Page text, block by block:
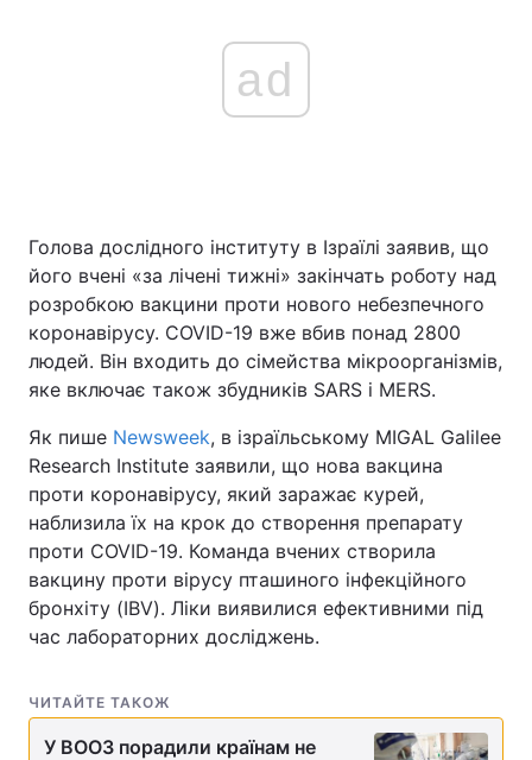
ad
Голова дослідного інституту в Ізраїлі заявив, що
його вчені «за лічені тижні» закінчать роботу над
розробкою вакцини проти нового небезпечного
коронавірусу. COVID-19 вже вбив понад 2800
людей. Він входить до сімейства мікроорганізмів,
яке включає також збудників SARS і MERS.
Як пише Newsweek, в ізраїльському MIGAL Galilee
Research Institute заявили, що нова вакцина
проти коронавірусу, який заражає курей,
наблизила їх на крок до створення препарату
проти COVID-19. Команда вчених створила
вакцину проти вірусу пташиного інфекційного
бронхіту (IBV). Ліки виявилися ефективними під
час лабораторних досліджень.
ЧИТАЙТЕ ТАКОЖ
У ВООЗ порадили країнам не